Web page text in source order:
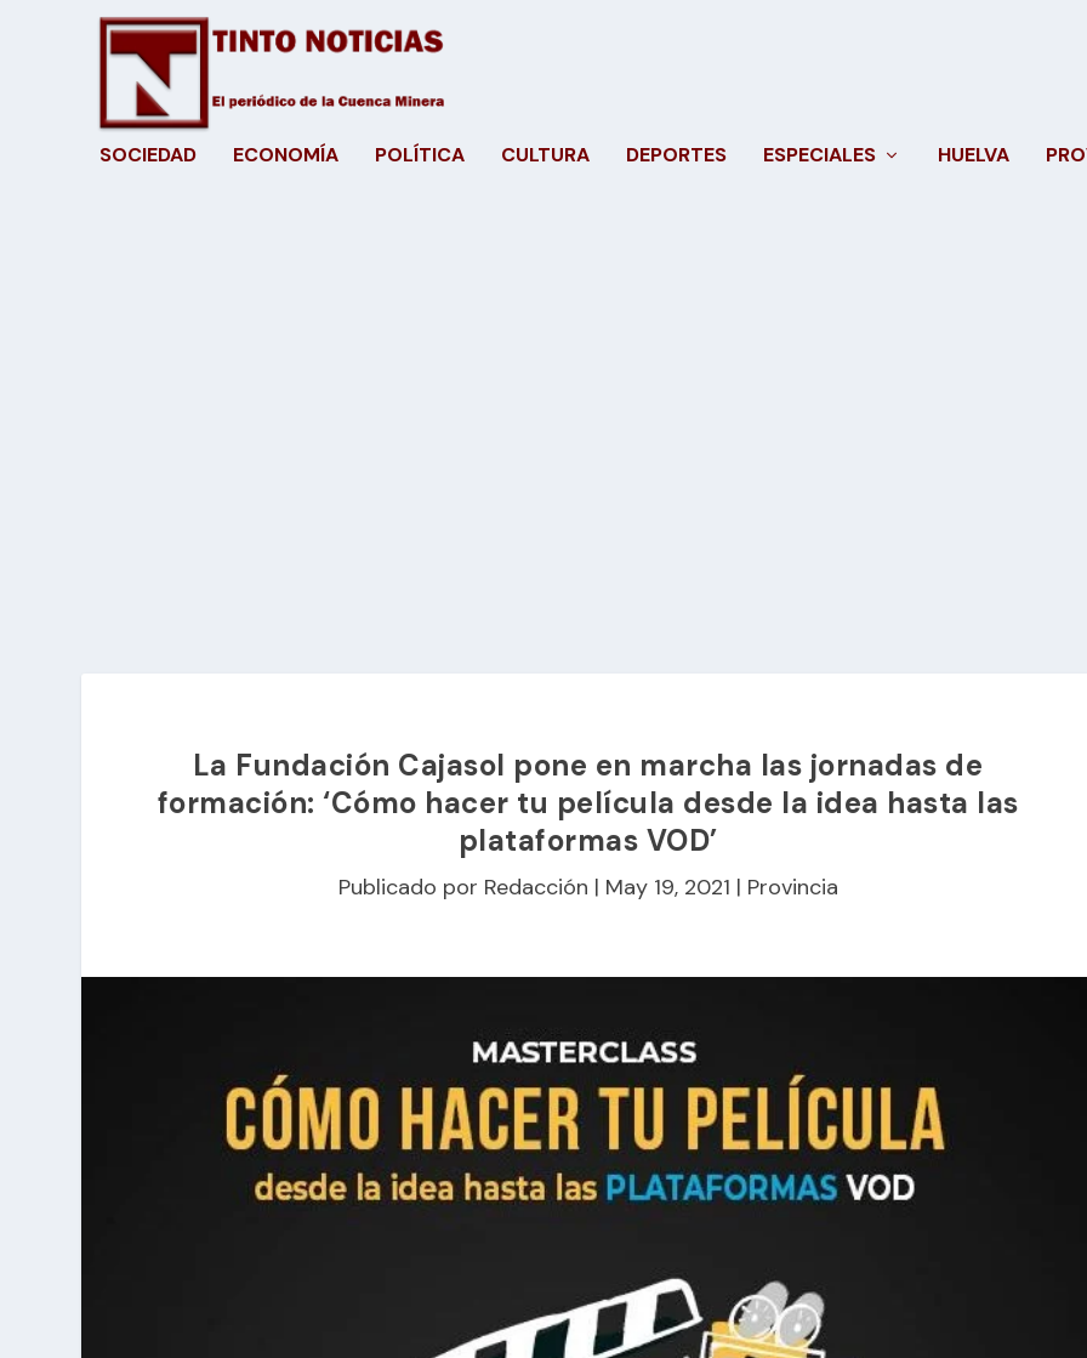
SOCIEDAD ECONOMÍA POLÍTICA CULTURA DEPORTES ESPECIALES HUELVA
La Fundación Cajasol pone en marcha las jornadas de
formación: ‘Cómo hacer tu película desde la idea hasta las
plataformas VOD’
Publicado por Redacción | May 19, 2021 | Provincia